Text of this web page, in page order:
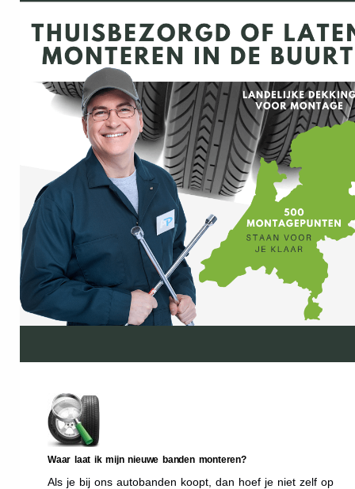
Waar laat ik mijn nieuwe banden monteren?
Als je bij ons autobanden koopt, dan hoef je niet zelf op